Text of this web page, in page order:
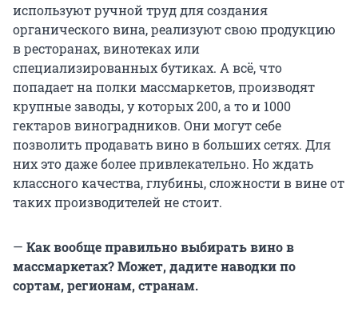
используют ручной труд для создания
органического вина, реализуют свою продукцию
в ресторанах, винотеках или
специализированных бутиках. А всё, что
попадает на полки массмаркетов, производят
крупные заводы, у которых 200, а то и 1000
гектаров виноградников. Они могут себе
позволить продавать вино в больших сетях. Для
них это даже более привлекательно. Но ждать
классного качества, глубины, сложности в вине от
таких производителей не стоит.
— Как вообще правильно выбирать вино в
массмаркетах? Может, дадите наводки по
сортам, регионам, странам.